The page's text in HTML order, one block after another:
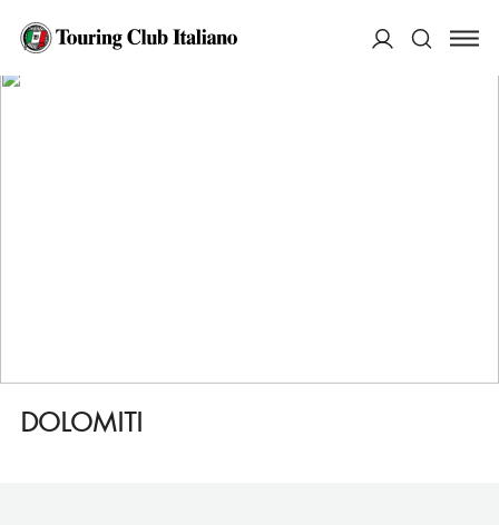
HOME
DORMIRE
DOLOMITI
DOLOMITI